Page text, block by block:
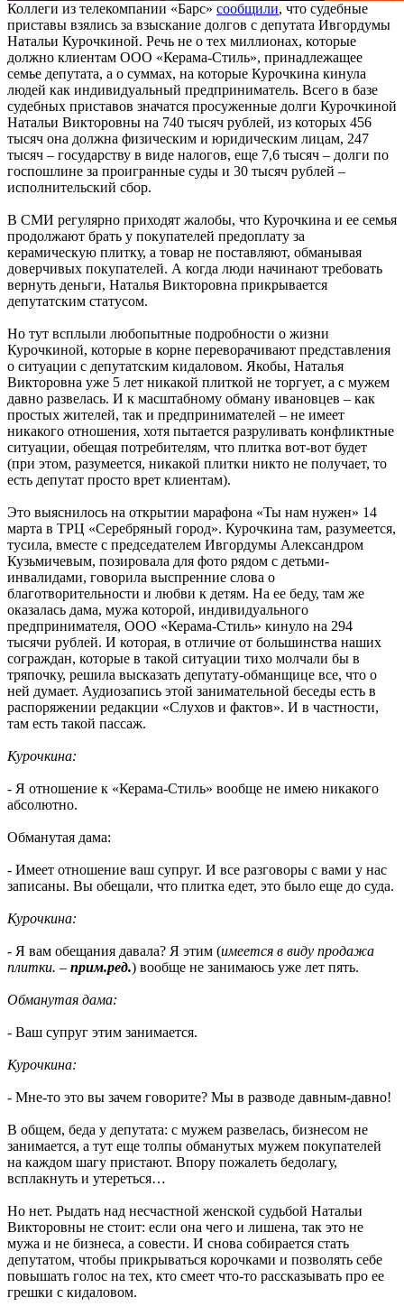
Коллеги из телекомпании «Барс» сообщили, что судебные
приставы взялись за взыскание долгов с депутата Ивгордумы
Натальи Курочкиной. Речь не о тех миллионах, которые
должно клиентам ООО «Керама-Стиль», принадлежащее
семье депутата, а о суммах, на которые Курочкина кинула
людей как индивидуальный предприниматель. Всего в базе
судебных приставов значатся просуженные долги Курочкиной
Натальи Викторовны на 740 тысяч рублей, из которых 456
тысяч она должна физическим и юридическим лицам, 247
тысяч – государству в виде налогов, еще 7,6 тысяч – долги по
госпошлине за проигранные суды и 30 тысяч рублей –
исполнительский сбор.
В СМИ регулярно приходят жалобы, что Курочкина и ее семья
продолжают брать у покупателей предоплату за
керамическую плитку, а товар не поставляют, обманывая
доверчивых покупателей. А когда люди начинают требовать
вернуть деньги, Наталья Викторовна прикрывается
депутатским статусом.
Но тут всплыли любопытные подробности о жизни
Курочкиной, которые в корне переворачивают представления
о ситуации с депутатским кидаловом. Якобы, Наталья
Викторовна уже 5 лет никакой плиткой не торгует, а с мужем
давно развелась. И к масштабному обману ивановцев – как
простых жителей, так и предпринимателей – не имеет
никакого отношения, хотя пытается разруливать конфликтные
ситуации, обещая потребителям, что плитка вот-вот будет
(при этом, разумеется, никакой плитки никто не получает, то
есть депутат просто врет клиентам).
Это выяснилось на открытии марафона «Ты нам нужен» 14
марта в ТРЦ «Серебряный город». Курочкина там, разумеется,
тусила, вместе с председателем Ивгордумы Александром
Кузьмичевым, позировала для фото рядом с детьми-
инвалидами, говорила выспренние слова о
благотворительности и любви к детям. На ее беду, там же
оказалась дама, мужа которой, индивидуального
предпринимателя, ООО «Керама-Стиль» кинуло на 294
тысячи рублей. И которая, в отличие от большинства наших
сограждан, которые в такой ситуации тихо молчали бы в
тряпочку, решила высказать депутату-обманщице все, что о
ней думает. Аудиозапись этой занимательной беседы есть в
распоряжении редакции «Слухов и фактов». И в частности,
там есть такой пассаж.
Курочкина:
- Я отношение к «Керама-Стиль» вообще не имею никакого
абсолютно.
Обманутая дама:
- Имеет отношение ваш супруг. И все разговоры с вами у нас
записаны. Вы обещали, что плитка едет, это было еще до суда.
Курочкина:
- Я вам обещания давала? Я этим (имеется в виду продажа
плитки. – прим.ред.) вообще не занимаюсь уже лет пять.
Обманутая дама:
- Ваш супруг этим занимается.
Курочкина:
- Мне-то это вы зачем говорите? Мы в разводе давным-давно!
В общем, беда у депутата: с мужем развелась, бизнесом не
занимается, а тут еще толпы обманутых мужем покупателей
на каждом шагу пристают. Впору пожалеть бедолагу,
всплакнуть и утереться…
Но нет. Рыдать над несчастной женской судьбой Натальи
Викторовны не стоит: если она чего и лишена, так это не
мужа и не бизнеса, а совести. И снова собирается стать
депутатом, чтобы прикрываться корочками и позволять себе
повышать голос на тех, кто смеет что-то рассказывать про ее
грешки с кидаловом.